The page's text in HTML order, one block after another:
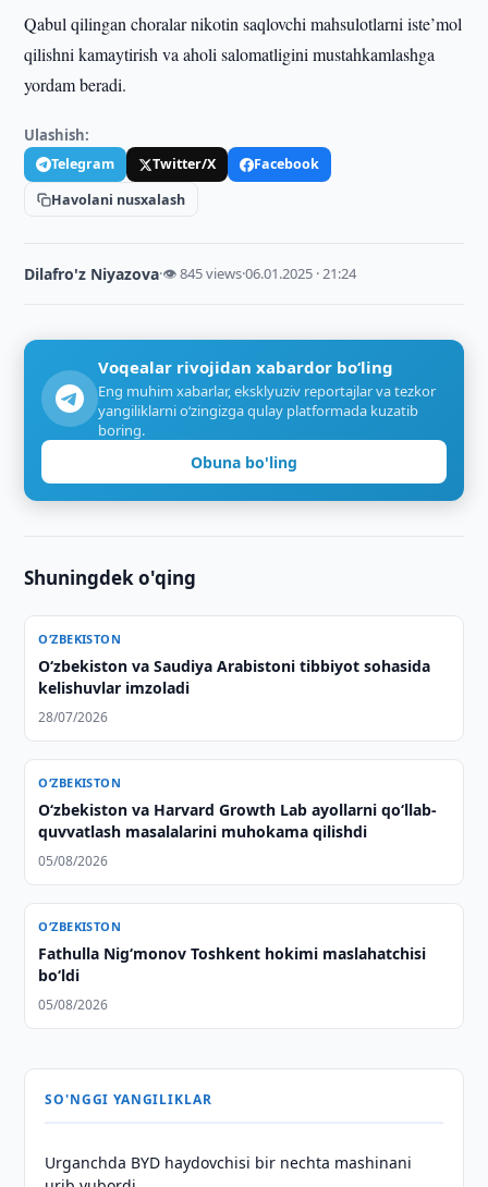
Qabul qilingan choralar nikotin saqlovchi mahsulotlarni iste’mol
qilishni kamaytirish va aholi salomatligini mustahkamlashga
yordam beradi.
Ulashish:
Telegram Twitter/X
Facebook
Havolani nusxalash
Dilafro'z Niyazova·👁 845 views·06.01.2025 · 21:24
Voqealar rivojidan xabardor bo‘ling
Eng muhim xabarlar, eksklyuziv reportajlar va tezkor
yangiliklarni o‘zingizga qulay platformada kuzatib
boring.
Obuna bo'ling
Shuningdek o'qing
O‘ZBEKISTON
Oʻzbekiston va Saudiya Arabistoni tibbiyot sohasida
kelishuvlar imzoladi
28/07/2026
O‘ZBEKISTON
Oʻzbekiston va Harvard Growth Lab ayollarni qoʻllab-
quvvatlash masalalarini muhokama qilishdi
05/08/2026
O‘ZBEKISTON
Fathulla Nig‘monov Toshkent hokimi maslahatchisi
bo‘ldi
05/08/2026
SO'NGGI YANGILIKLAR
Urganchda BYD haydovchisi bir nechta mashinani